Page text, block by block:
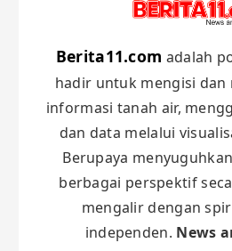
Berita11.com adalah
hadir untuk mengisi dan
informasi tanah air,
dan data melalui
Berupaya
berbagai perspektif
mengalir dengan
independen. News